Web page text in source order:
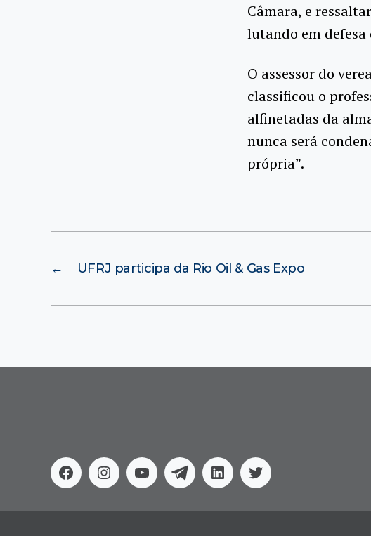
Câmara, e
lutando em
O assessor do
classificou o
alfinetadas da
nunca será
própria”.
← UFRJ participa da Rio Oil & Gas Expo
FacebookInstagram
YoutubeTelegramLinkedinTwitter